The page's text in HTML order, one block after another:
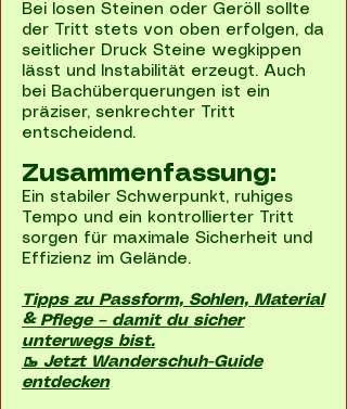
Bei losen Steinen oder Geröll sollte
der Tritt stets von oben erfolgen, da
seitlicher Druck Steine wegkippen
lässt und Instabilität erzeugt. Auch
bei Bachüberquerungen ist ein
präziser, senkrechter Tritt
entscheidend.
Zusammenfassung:
Ein stabiler Schwerpunkt, ruhiges
Tempo und ein kontrollierter Tritt
sorgen für maximale Sicherheit und
Effizienz im Gelände.
Tipps zu Passform, Sohlen, Material
& Pflege – damit du sicher
unterwegs bist.
🥾 Jetzt Wanderschuh-Guide
entdecken